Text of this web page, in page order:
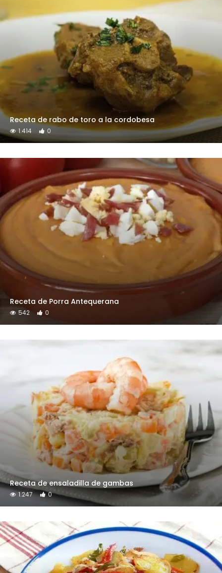
Receta de rabo de toro a la cordobesa
1.414 0
Receta de Porra Antequerana
542 0
Receta de ensaladilla de gambas
1.247 0